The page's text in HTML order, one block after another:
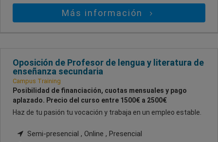
Más información
Oposición de Profesor de lengua y literatura de
enseñanza secundaria
Campus Training
Posibilidad de financiación, cuotas mensuales y pago
aplazado. Precio del curso entre 1500€ a 2500€
Haz de tu pasión tu vocación y trabaja en un empleo estable.
Semi-presencial , Online , Presencial